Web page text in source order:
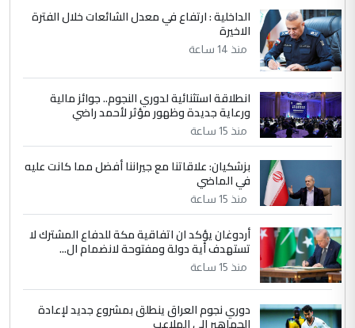
الموضوع :
الجواهري يرد على صدام حسين سل
مضجعيك يابن الزنا (نص كامل)
5 سردار
التعليق : واحد من عصابة علي ماما يسقط
جنسية الرافد الثالث للعراق ومن اصول عريقة
الموضوع :
الجواهري يرد على صدام حسين سل
مضجعيك يابن الزنا (نص كامل)
الداخلية : ارتفاع في معدل الشائعات خلال الفترة
الاخيرة
منذ 14 ساعة
انطلاقة استثنائية لدوري النجوم.. جوائز مالية
ورعاية جديدة وظهور مؤثر لأحمد راضي
منذ 15 ساعة
بزشكيان: علاقاتنا مع جيراننا أفضل مما كانت عليه
في الماضي
منذ 15 ساعة
أردوغان يؤكد ان اتفاقية مكة للدفاع المشترك لا
تستهدف أية دولة ومفتوحة لانضمام ال...
منذ 15 ساعة
دوري نجوم العراق ينطلق بمشروع جديد لإعادة